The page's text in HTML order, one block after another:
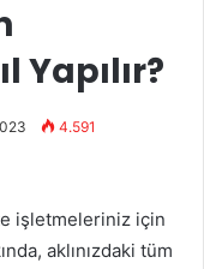
Yapılır?
4.591
işletmeleriniz için
aklınızdaki tüm